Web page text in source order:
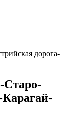
дорога-
Старо-
Карагай-